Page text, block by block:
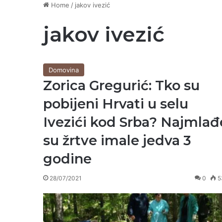
Home / jakov ivezić
jakov ivezić
Domovina
Zorica Gregurić: Tko su
pobijeni Hrvati u selu
Ivezići kod Srba?
su žrtve imale jedva 3
godine
28/07/2021 0